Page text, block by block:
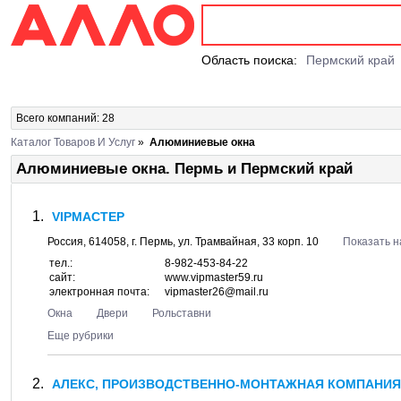
Область поиска: Пермский край
Всего компаний: 28
Каталог Товаров И Услуг » Алюминиевые окна
Алюминиевые окна. Пермь и Пермский край
VIPМАСТЕР
Россия, 614058, г. Пермь, ул. Трамвайная, 33 корп. 10
Показать
тел.:
8-982-453-84-22
сайт:
www.vipmaster59.ru
электронная почта:
vipmaster26@mail.ru
Окна
Двери
Рольставни
Еще рубрики
АЛЕКС, ПРОИЗВОДСТВЕННО-МОНТАЖНАЯ КОМПАНИЯ